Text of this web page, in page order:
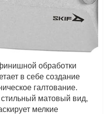
обработки
в себе создание
галтование.
матовый вид,
мелкие